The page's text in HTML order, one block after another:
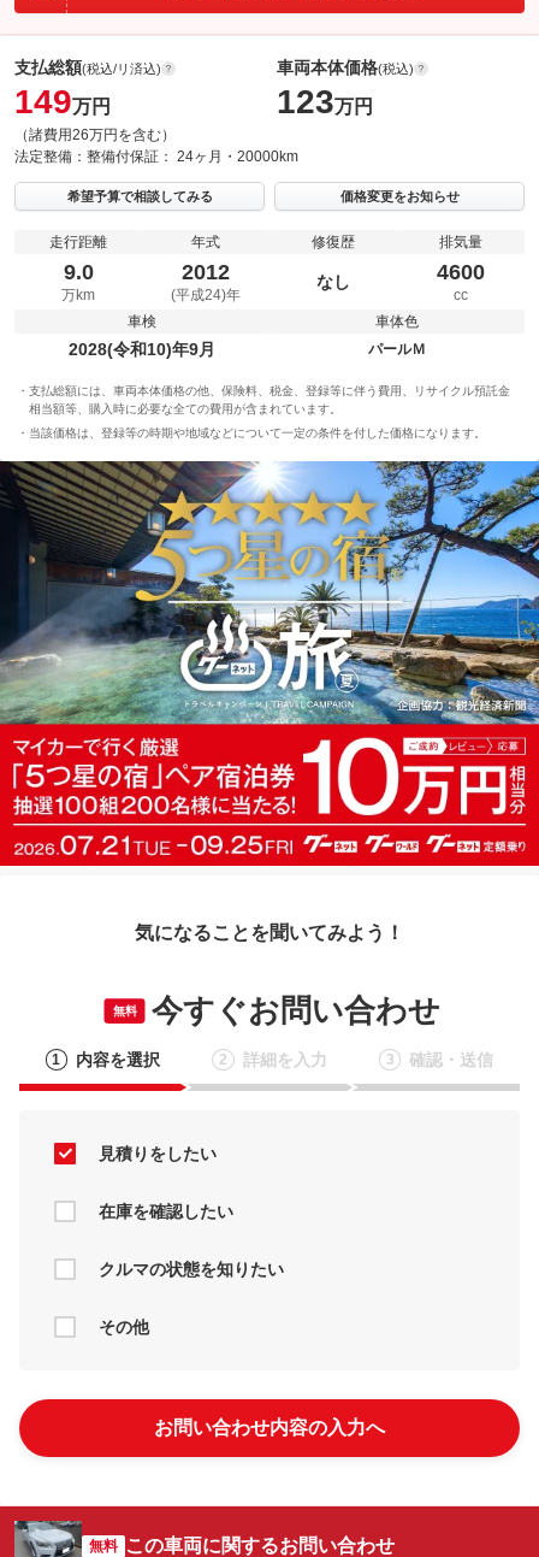
支払総額(税込/リ済込)
149万円
（諸費用26万円を含む）
車両本体価格(税込)
123万円
法定整備： 整備付保証： 24ヶ月・20000km
希望予算で相談してみる 価格変更をお知らせ
走行距離
9.0
万km
年式
2012
(平成24)年
修復歴
なし
排気量
4600
cc
車検
2028(令和10)年9月
車体色
パールＭ
支払総額には、車両本体価格の他、保険料、税金、登録等に伴う費用、リサイクル預託金
相当額等、購入時に必要な全ての費用が含まれています。
当該価格は、登録等の時期や地域などについて一定の条件を付した価格になります。
気になることを聞いてみよう！
無料 今すぐお問い合わせ
1 内容を選択 2 詳細を入力 3 確認・送信
見積りをしたい
在庫を確認したい
クルマの状態を知りたい
その他
お問い合わせ内容の入力へ
無料 この車両に関するお問い合わせ